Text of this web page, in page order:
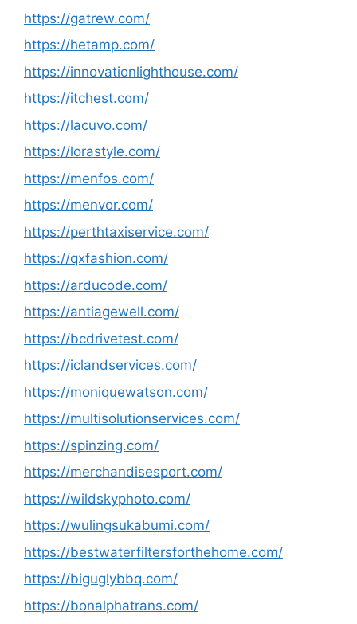
https://gatrew.com/
https://hetamp.com/
https://innovationlighthouse.com/
https://itchest.com/
https://lacuvo.com/
https://lorastyle.com/
https://menfos.com/
https://menvor.com/
https://perthtaxiservice.com/
https://qxfashion.com/
https://arducode.com/
https://antiagewell.com/
https://bcdrivetest.com/
https://iclandservices.com/
https://moniquewatson.com/
https://multisolutionservices.com/
https://spinzing.com/
https://merchandisesport.com/
https://wildskyphoto.com/
https://wulingsukabumi.com/
https://bestwaterfiltersforthehome.com/
https://biguglybbq.com/
https://bonalphatrans.com/